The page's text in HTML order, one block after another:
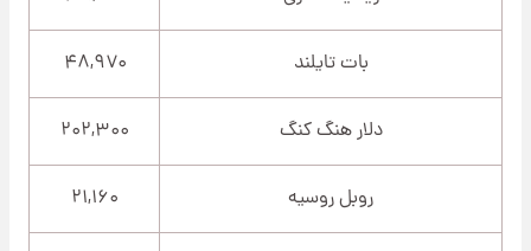
بات تایلند ۴۸,۹۷۰
دلار هنگ کنگ ۲۰۲,۳۰۰
روبل روسیه ۲۱,۱۶۰